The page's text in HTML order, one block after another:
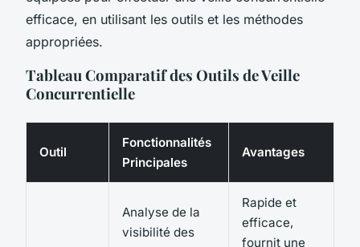
efficace, en utilisant les outils et les méthodes
appropriées.
Tableau Comparatif des Outils de Veille
Concurrentielle
Outil
Fonctionnalités
Principales
Avantages
Analyse de la
visibilité des
Rapide et
efficace,
fournit une